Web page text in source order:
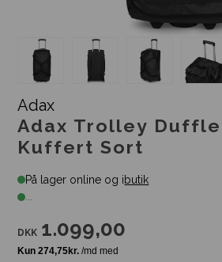
Adax
Adax Trolley
Kuffert Sort
På lager online og ibutik
...
DKK 1.099,00